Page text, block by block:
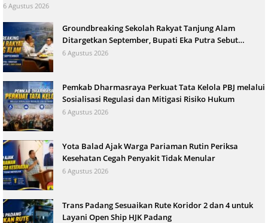
6 Agustus 2026
Groundbreaking Sekolah Rakyat Tanjung Alam
Ditargetkan September, Bupati Eka Putra Sebut
Terbesar di Indonesia
6 Agustus 2026
Pemkab Dharmasraya Perkuat Tata Kelola PBJ melalui
Sosialisasi Regulasi dan Mitigasi Risiko Hukum
6 Agustus 2026
Yota Balad Ajak Warga Pariaman Rutin Periksa
Kesehatan Cegah Penyakit Tidak Menular
6 Agustus 2026
Trans Padang Sesuaikan Rute Koridor 2 dan 4 untuk
Layani Open Ship HJK Padang